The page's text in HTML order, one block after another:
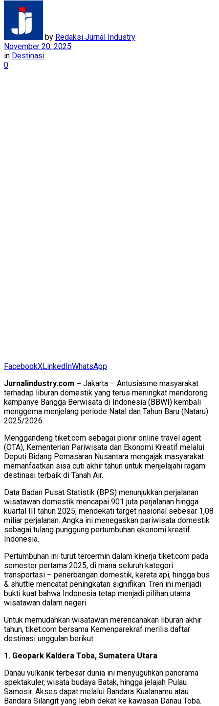
by Redaksi Jurnal Industry
November 20, 2025
in Destinasi
0
FacebookXLinkedInWhatsApp
Jurnalindustry.com – Jakarta – Antusiasme masyarakat
terhadap liburan domestik yang terus meningkat mendorong
kampanye Bangga Berwisata di Indonesia (BBWI) kembali
menggema menjelang periode Natal dan Tahun Baru (Nataru)
2025/2026.
Menggandeng tiket.com sebagai pionir online travel agent
(OTA), Kementerian Pariwisata dan Ekonomi Kreatif melalui
Deputi Bidang Pemasaran Nusantara mengajak masyarakat
memanfaatkan sisa cuti akhir tahun untuk menjelajahi ragam
destinasi terbaik di Tanah Air.
Data Badan Pusat Statistik (BPS) menunjukkan perjalanan
wisatawan domestik mencapai 901 juta perjalanan hingga
kuartal III tahun 2025, mendekati target nasional sebesar 1,08
miliar perjalanan. Angka ini menegaskan pariwisata domestik
sebagai tulang punggung pertumbuhan ekonomi kreatif
Indonesia.
Pertumbuhan ini turut tercermin dalam kinerja tiket.com pada
semester pertama 2025, di mana seluruh kategori
transportasi – penerbangan domestik, kereta api, hingga bus
& shuttle mencatat peningkatan signifikan. Tren ini menjadi
bukti kuat bahwa Indonesia tetap menjadi pilihan utama
wisatawan dalam negeri.
Untuk memudahkan wisatawan merencanakan liburan akhir
tahun, tiket.com bersama Kemenparekraf merilis daftar
destinasi unggulan berikut:
1. Geopark Kaldera Toba, Sumatera Utara
Danau vulkanik terbesar dunia ini menyuguhkan panorama
spektakuler, wisata budaya Batak, hingga jelajah Pulau
Samosir. Akses dapat melalui Bandara Kualanamu atau
Bandara Silangit yang lebih dekat ke kawasan Danau Toba.